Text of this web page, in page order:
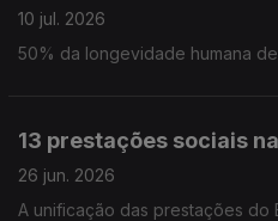
10 jul. 2026
50% da longevidade humana
13 prestações sociais na
26 jun. 2026
A unificação das prestações do